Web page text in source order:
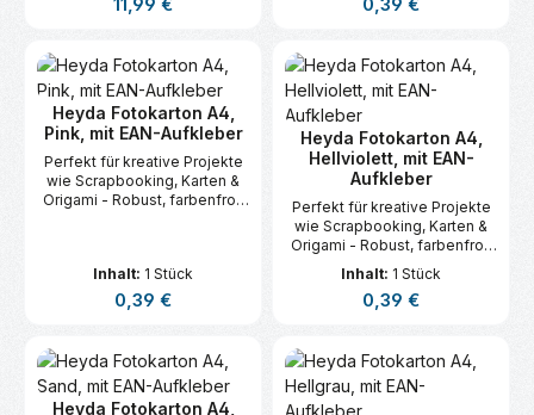
11,99 € 0,39 €
Heyda Fotokarton A4,
Pink, mit EAN-Aufkleber
Perfekt für kreative Projekte
wie Scrapbooking, Karten &
Origami - Robust, farbenfroh
Inhalt: 1 Stück
Regulärer Preis:
0,39 €
Heyda Fotokarton A4,
Hellviolett, mit EAN-
Aufkleber
Perfekt für kreative Projekte
wie Scrapbooking, Karten &
Origami - Robust, farbenfroh
und vielseitig.
Inhalt: 1 Stück
Regulärer Preis:
0,39 €
Heyda Fotokarton A4,